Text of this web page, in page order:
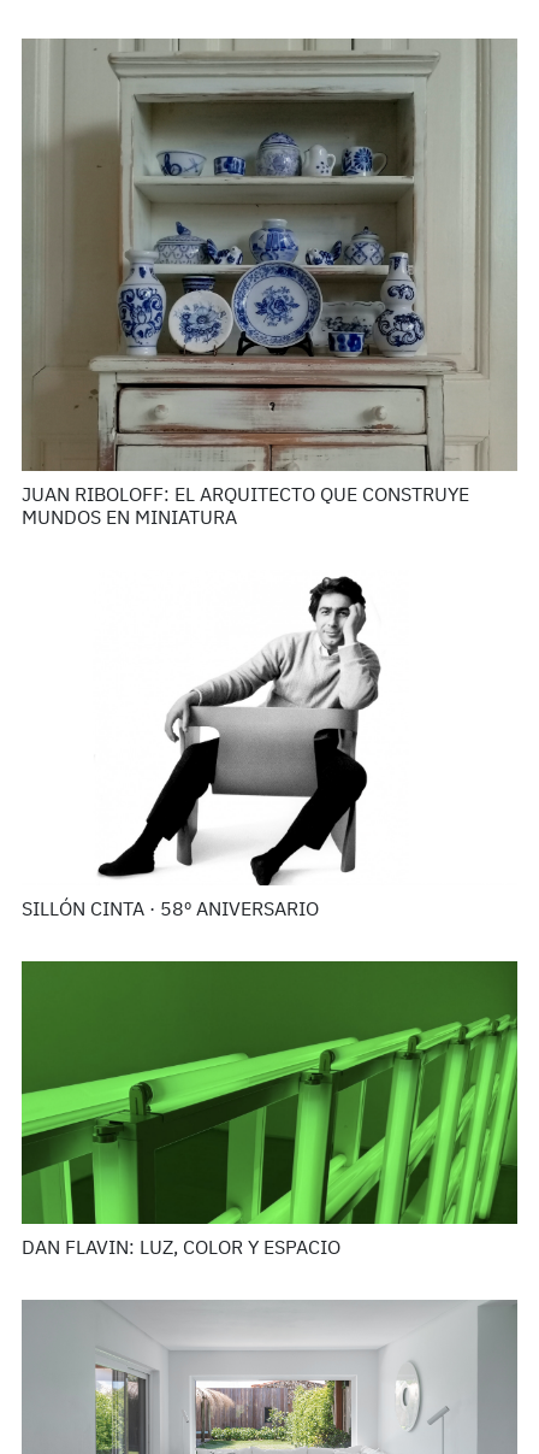
JUAN RIBOLOFF: EL ARQUITECTO QUE CONSTRUYE
MUNDOS EN MINIATURA
SILLÓN CINTA · 58º ANIVERSARIO
DAN FLAVIN: LUZ, COLOR Y ESPACIO